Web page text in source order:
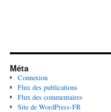
Méta
Connexion
Flux des publications
Flux des commentaires
Site de WordPress-FR